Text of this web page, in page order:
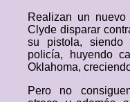
Realizan un
Clyde disparar
su pistola, siendo
policía, huyendo
Oklahoma,
Pero no